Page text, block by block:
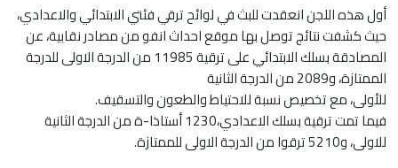
أول هذه اللجن انعقدت للبث في لوائح ترقي فئتي الابتدائي والاعدادي،
حيث كشفت نتائج توصل بها موقع احداث انفو من مصادر نقابية، عن
المصادقة بسلك الابتدائي على ترقية 11985 من الدرجة الاولى للدرجة
الممتازة، و2089 من الدرجة الثانية
للأولى، مع تخصيص نسبة للاحتياط والطعون والتسقيف.
فيما تمت ترقية بسلك الاعدادي،1230 أستاذا-ة من الدرجة الثانية
للاولى، و5210 ترقوا من الدرجة الاولى للممتازة.